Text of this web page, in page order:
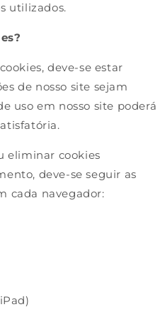
utilizados.
deve-se estar
de nosso site sejam
uso em nosso site poderá
eliminar cookies
deve-se seguir as
cada navegador: